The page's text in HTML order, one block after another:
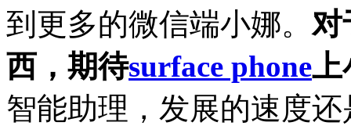
到更多的微信端小娜。 对
西，期待surface phone上
智能助理，发展的速度